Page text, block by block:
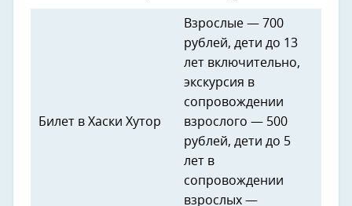
Билет в Хаски Хутор
Взрослые — 700
рублей, дети до 13
лет включительно,
экскурсия в
сопровождении
взрослого — 500
рублей, дети до 5
лет в
сопровождении
взрослых —